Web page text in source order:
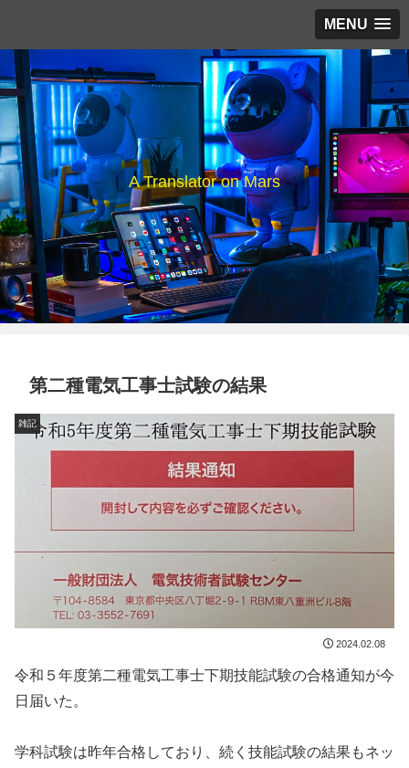
MENU
A Translator on Mars
第二種電気工事士試験の結果
雑記
2024.02.08
令和５年度第二種電気工事士下期技能試験の合格通知が今
日届いた。
学科試験は昨年合格しており、続く技能試験の結果もネッ